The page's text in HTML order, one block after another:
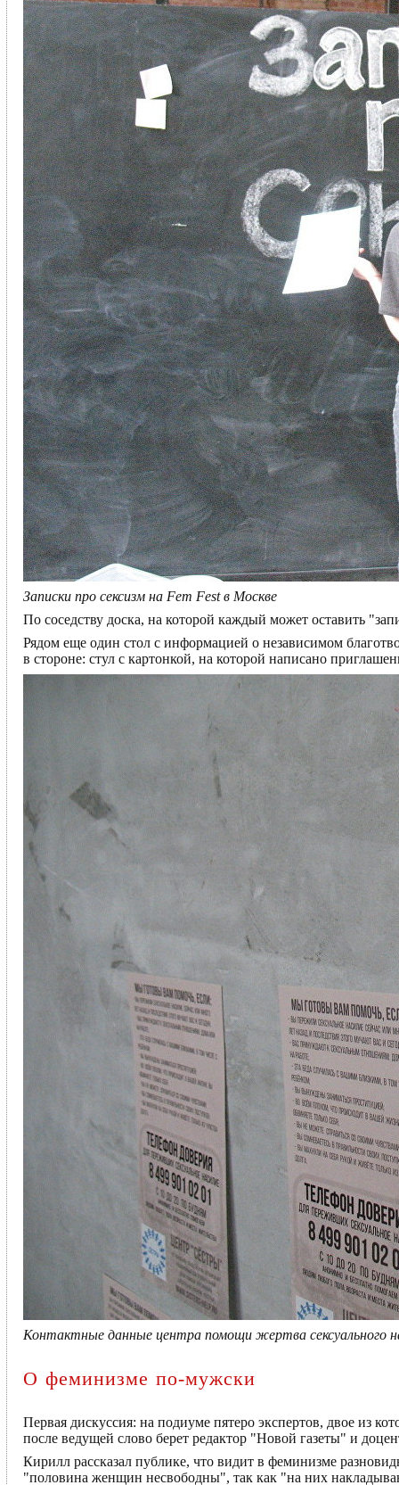
Записки про сексизм на Fem Fest в Москве
По соседству доска, на которой каждый может оставить
Рядом еще один стол с информацией о независимом
в стороне: стул с картонкой, на которой написано
Контактные данные центра помощи жертва сексуального
О феминизме по-мужски
Первая дискуссия: на подиуме пятеро экспертов, двое из
после ведущей слово берет редактор "Новой газеты" и
Кирилл рассказал публике, что видит в феминизме
"половина женщин несвободны", так как "на них